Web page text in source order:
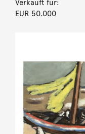
Verkauft für:
EUR 50.000